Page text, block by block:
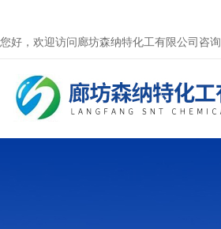
您好，欢迎访问廊坊森纳特化工有限公司咨